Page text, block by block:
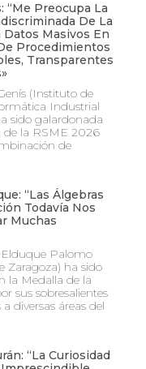
“Me Preocupa La
De La
Datos Masivos En
Procedimientos
Transparentes
(Instituto de
Industrial
sido galardonada
de la RSME 2026
de
“Las Álgebras
Todavía Nos
Muchas
Palomo
Zaragoza) ha sido
la Medalla de la
sus sobresalientes
diversas áreas del
“La Curiosidad